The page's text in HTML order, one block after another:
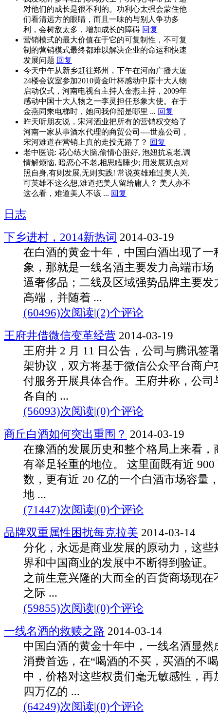
对他们的成长是很不利的。功利心太强会蒙住他
们看清远方的眼睛，而且一味的与别人争功多
利，会树敌太多，增加成长的障碍 回复
营销模式的最大价值在于它的可复制性，不可复
制的营销模式最终都难以解决企业的命运和快速
发展问题 回复
今天中午从新乡赶往郑州，下午在河南广播大厦
24楼会议室参加2010黄金叶杯感动中原十大人物
启动仪式，河南电视台主持人金燕主持，2009年
感动中国十大人物之一李灵担任形象大使。在于
金燕同乘电梯时，她问我仰韶是哪里 ... 回复
昨天听朋友说，宋河酒业把所有的营销权交给了
河南一家从事酒水代理的商贸公司----世嘉公司，
宋河难道在营销上真的走投无路了？ 回复
老中医说: 花心练大脑,偷情心脏好, 泡妞抗哀老,调
情解烦恼, 暗恋心不老,相思瞌睡少; 用发展观点对
照自身,有则发展,无则实践! 常说英雄难过美人关,
可英雄不这么想,难道把美人留给庸人？ 美人亦不
这么看，难道美人不该 ... 回复
日志
下乡进村，2014新热词 2014-03-19
在白酒的黄金十年，中国白酒出现了一
象，那就是一线名酒主要发力高端市场
逼奢侈品；二线及区域强势品牌主要发
高端，并随着 ...
(60496)次阅读|(2)个评论
王府井借微信变革经营 2014-03-19
王府井 2 月 11 日公告，公司与腾讯签
架协议，双方将基于微信公众平台商户
付服务开展具体合作。王府井称，公司
各自的 ...
(56093)次阅读|(0)个评论
商丘白酒如何突出重围？ 2014-03-19
在豫酒的发展历史和整个格局上来看，
有举足轻重的地位。 这里面既有近
数，更有近 20 亿的一个白酒市场容量
地 ...
(71447)次阅读|(0)个评论
品牌双重属性困扰每克拉美 2014-03-14
分化，永远是商业发展的原动力，这些
界和中国商业的发展中不断得到验
之前生意兴隆的大而全的百货商场现在
之际 ...
(59855)次阅读|(0)个评论
一线名酒的救赎之路 2014-03-14
中国白酒的黄金十年中，一线名酒显然
消费首选，在“喝酒的不买，买酒的不
中，价格对这些权贵们毫无敏感性，再
四万亿的 ...
(64249)次阅读|(0)个评论